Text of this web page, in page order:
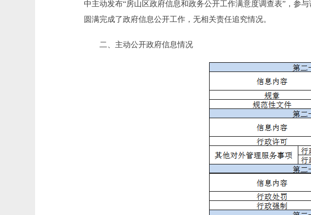
中主动发布“房山区政府信息和政务公开工作满意度调查表”，参
圆满完成了政府信息公开工作，无相关责任追究情况。
二、主动公开政府信息情况